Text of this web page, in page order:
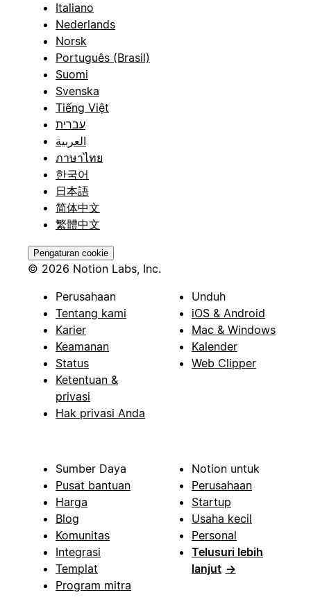
Italiano
Nederlands
Norsk
Português (Brasil)
Suomi
Svenska
Tiếng Việt
עברית
العربية
ภาษาไทย
한국어
日本語
简体中文
繁體中文
Pengaturan cookie
© 2026 Notion Labs, Inc.
Perusahaan
Tentang kami
Karier
Keamanan
Status
Ketentuan &
privasi
Hak privasi Anda
Unduh
iOS & Android
Mac & Windows
Kalender
Web Clipper
Sumber Daya
Pusat bantuan
Harga
Blog
Komunitas
Integrasi
Templat
Program mitra
Notion untuk
Perusahaan
Startup
Usaha kecil
Personal
Telusuri lebih
lanjut →